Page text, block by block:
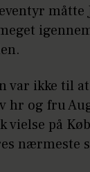
måtte
var ikke til
hr og fru
vielse på
nærmeste